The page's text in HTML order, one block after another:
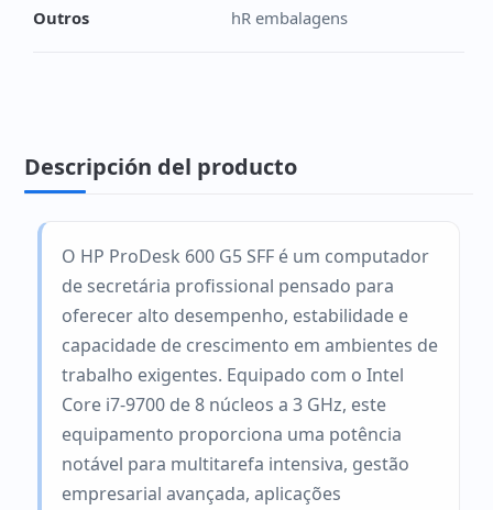
Outros hR embalagens
Descripción del producto
O HP ProDesk 600 G5 SFF é um computador
de secretária profissional pensado para
oferecer alto desempenho, estabilidade e
capacidade de crescimento em ambientes de
trabalho exigentes. Equipado com o Intel
Core i7-9700 de 8 núcleos a 3 GHz, este
equipamento proporciona uma potência
notável para multitarefa intensiva, gestão
empresarial avançada, aplicações